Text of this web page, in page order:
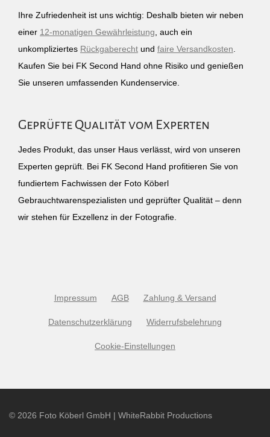
Ihre Zufriedenheit ist uns wichtig: Deshalb bieten wir neben
einer 12-monatigen Gewährleistung , auch ein
unkompliziertes Rückgaberecht und faire Versandkosten
Kaufen Sie bei FK Second Hand ohne Risiko und genießen
Sie unseren umfassenden Kundenservice.
Geprüfte Qualität vom Experten
Jedes Produkt, das unser Haus verlässt, wird von unseren
Experten geprüft. Bei FK Second Hand profitieren Sie von
fundiertem Fachwissen der Foto Köberl
Gebrauchtwarenspezialisten und geprüfter Qualität – denn
wir stehen für Exzellenz in der Fotografie.
Impressum AGB Zahlung & Versand
Datenschutzerklärung Widerrufsbelehrung
Cookie-Einstellungen
© 2026 Foto Köberl GmbH | WhiteRabbit Productions